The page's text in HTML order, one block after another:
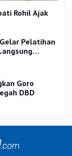
Rohil Ajak
Pelatihan
Goro
DBD